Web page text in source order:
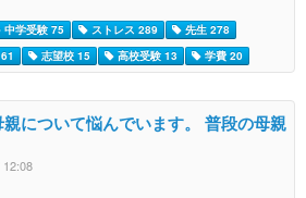
中学受験 75 ストレス 289
先生 278
志望校 15 高校受験 13 学費 20
について悩んでいます。 普段の母親